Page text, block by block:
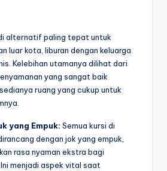
alternatif paling tepat untuk
luar kota, liburan dengan keluarga
Kelebihan utamanya dilihat dari
yang sangat baik
ruang yang cukup untuk
yang Empuk: Semua kursi di
dengan jok yang empuk,
rasa nyaman ekstra bagi
menjadi aspek vital saat